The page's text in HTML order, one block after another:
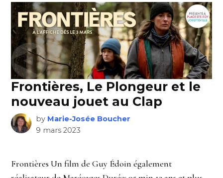
Frontières, Le Plongeur et le
nouveau jouet au Clap
by Marie-Josée Boucher
9 mars 2023
Frontières Un film de Guy Édoin également